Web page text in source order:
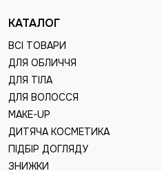
КАТАЛОГ
ВСІ ТОВАРИ
ДЛЯ ОБЛИЧЧЯ
ДЛЯ ТІЛА
ДЛЯ ВОЛОССЯ
MAKE-UP
ДИТЯЧА КОСМЕТИКА
ПІДБІР ДОГЛЯДУ
ЗНИЖКИ